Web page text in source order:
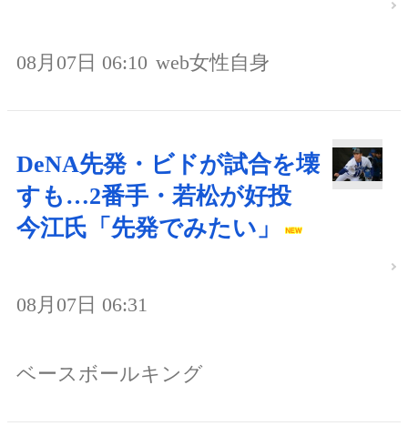
08月07日 06:10 web女性自身
DeNA先発・ビドが試合を壊
すも…2番手・若松が好投
今江氏「先発でみたい」
08月07日 06:31
ベースボールキング